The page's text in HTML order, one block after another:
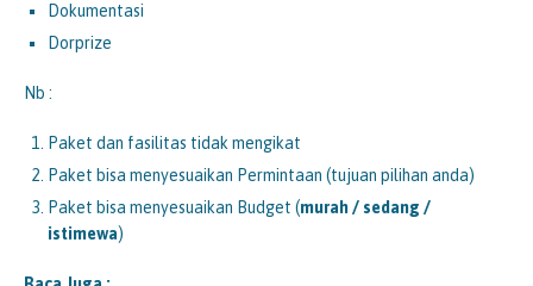
Dokumentasi
Dorprize
Nb :
Paket dan fasilitas tidak mengikat
Paket bisa menyesuaikan Permintaan (tujuan pilihan anda)
Paket bisa menyesuaikan Budget (murah / sedang /
istimewa)